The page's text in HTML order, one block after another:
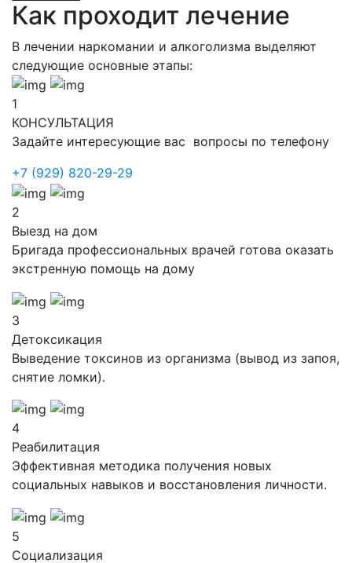
Как проходит лечение
В лечении наркомании и алкоголизма выделяют
следующие основные этапы:
1
КОНСУЛЬТАЦИЯ
Задайте интересующие вас вопросы по телефону
+7 (929) 820-29-29
2
Выезд на дом
Бригада профессиональных врачей готова оказать
экстренную помощь на дому
3
Детоксикация
Выведение токсинов из организма (вывод из запоя,
снятие ломки).
4
Реабилитация
Эффективная методика получения новых
социальных навыков и восстановления личности.
5
Социализация